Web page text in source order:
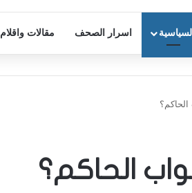
السياسية اسرار الصحف مقالات واقلام
الحاكم؟